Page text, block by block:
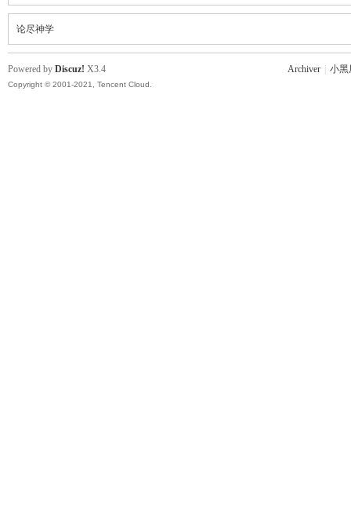
论尽神学
Archiver 小黑
Powered by Discuz! X3.4
Copyright © 2001-2021, Tencent Cloud.